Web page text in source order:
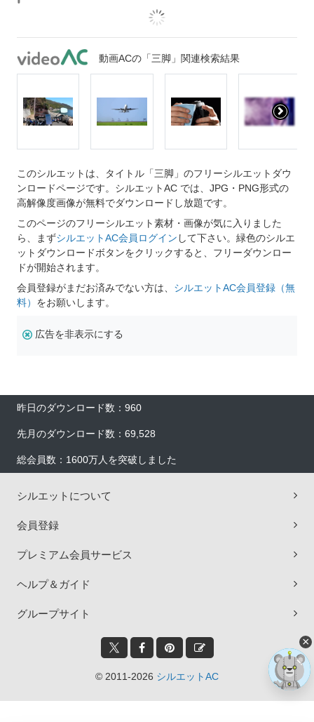
動画ACの「三脚」関連検索結果
このシルエットは、タイトル「三脚」のフリーシルエットダウ
ンロードページです。シルエットAC では、JPG・PNG形式の
高解像度画像が無料でダウンロードし放題です。
このページのフリーシルエット素材・画像が気に入りました
ら、まずシルエットAC会員ログイン して下さい。緑色のシルエ
ットダウンロードボタンをクリックすると、フリーダウンロー
ドが開始されます。
会員登録がまだお済みでない方は、 シルエットAC会員登録（無
料） をお願いします。
広告を非表示にする
昨日のダウンロード数：960
先月のダウンロード数：69,528
総会員数：1600万人を突破しました
シルエットについて
会員登録
プレミアム会員サービス
ヘルプ＆ガイド
グループサイト
© 2011-2026 シルエットAC
×